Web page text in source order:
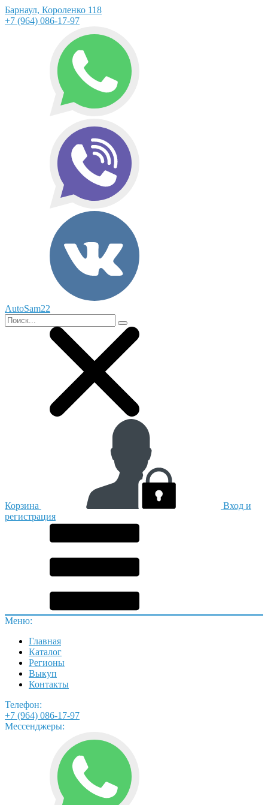
Барнаул, Короленко 118
+7 (964) 086-17-97
AutoSam22
Корзина
Вход и
регистрация
Меню:
Главная
Каталог
Регионы
Выкуп
Контакты
Телефон:
+7 (964) 086-17-97
Мессенджеры: